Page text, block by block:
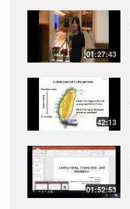
01:27:43
42:13
01:52:53